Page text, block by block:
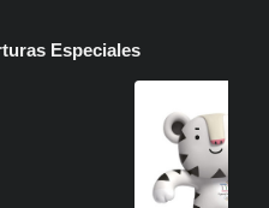
Especiales